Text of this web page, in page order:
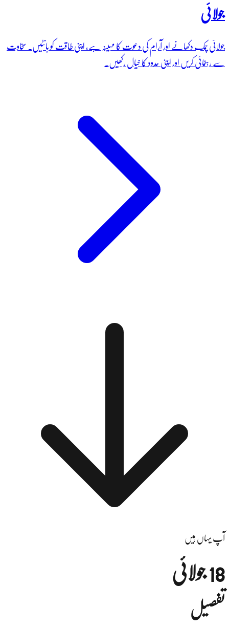
جولائی
جولائی چمک دکھانے اور آرام کی دعوت کا مہینہ ہے، اپنی طاقت کو بانٹیں۔ سخاوت
سے رہنمائی کریں اور اپنی حدود کا خیال رکھیں۔
آپ یہاں ہیں
18 جولائی
تفصیل